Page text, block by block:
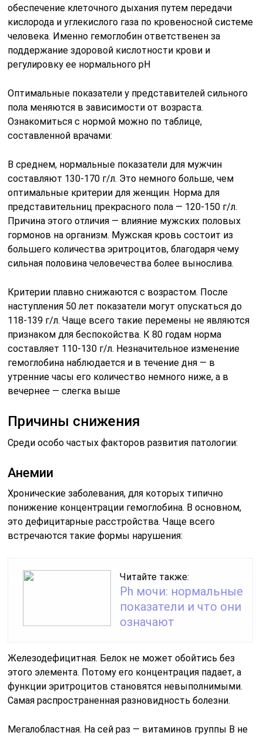
обеспечение клеточного дыхания путем передачи
кислорода и углекислого газа по кровеносной системе
человека. Именно гемоглобин ответственен за
поддержание здоровой кислотности крови и
регулировку ее нормального pH
Оптимальные показатели у представителей сильного
пола меняются в зависимости от возраста.
Ознакомиться с нормой можно по таблице,
составленной врачами:
В среднем, нормальные показатели для мужчин
составляют 130-170 г/л. Это немного больше, чем
оптимальные критерии для женщин. Норма для
представительниц прекрасного пола — 120-150 г/л.
Причина этого отличия — влияние мужских половых
гормонов на организм. Мужская кровь состоит из
большего количества эритроцитов, благодаря чему
сильная половина человечества более вынослива.
Критерии плавно снижаются с возрастом. После
наступления 50 лет показатели могут опускаться до
118-139 г/л. Чаще всего такие перемены не являются
признаком для беспокойства. К 80 годам норма
составляет 110-130 г/л. Незначительное изменение
гемоглобина наблюдается и в течение дня — в
утренние часы его количество немного ниже, а в
вечернее — слегка выше
Причины снижения
Среди особо частых факторов развития патологии:
Анемии
Хронические заболевания, для которых типично
понижение концентрации гемоглобина. В основном,
это дефицитарные расстройства. Чаще всего
встречаются такие формы нарушения:
Читайте также:
Ph мочи: нормальные
показатели и что они
означают
Железодефицитная. Белок не может обойтись без
этого элемента. Потому его концентрация падает, а
функции эритроцитов становятся невыполнимыми.
Самая распространенная разновидность болезни.
Мегалобластная. На сей раз — витаминов группы B не